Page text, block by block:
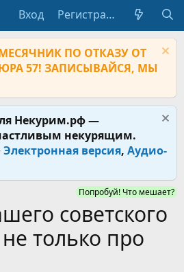
Вход Регистрация
ПО ОТКАЗУ ОТ
57! ЗАПИСЫВАЙСЯ, МЫ
Некурим.рф —
некурящим.
Электронная версия, Аудио-
Попробуй! Что мешает?
советского
только про